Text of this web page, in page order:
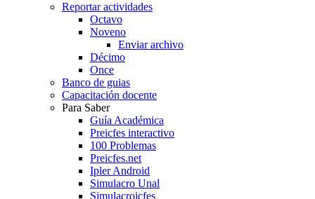
Reportar actividades
Octavo
Noveno
Enviar archivo
Décimo
Once
Banco de guias
Capacitación docente
Para Saber
Guía Académica
Preicfes interactivo
100 Problemas
Preicfes.net
Ipler Android
Simulacro Unal
Simulacroicfes